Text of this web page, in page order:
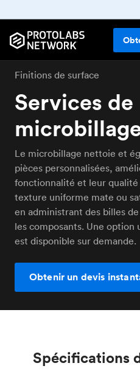
Finitions de surface
Services de
Le microbillage nettoie et
pièces personnalisées,
fonctionnalité et leur qualité
texture uniforme mate ou
en administrant des billes
les composants. Une
est disponible sur demande.
Obtenir un devis
Spécifications